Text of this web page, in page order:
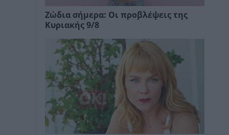
Ζώδια σήμερα: Οι προβλέψεις της
Κυριακής 9/8